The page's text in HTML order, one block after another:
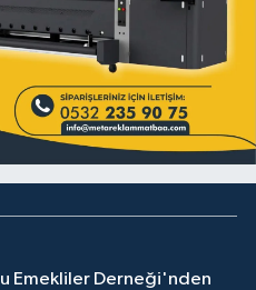
Emekliler Derneği'nden